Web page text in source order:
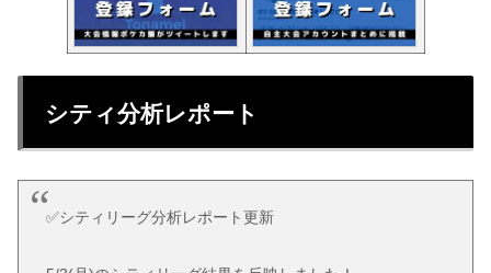
シティ分析レポート
✅シティリーグ分析レポート更新